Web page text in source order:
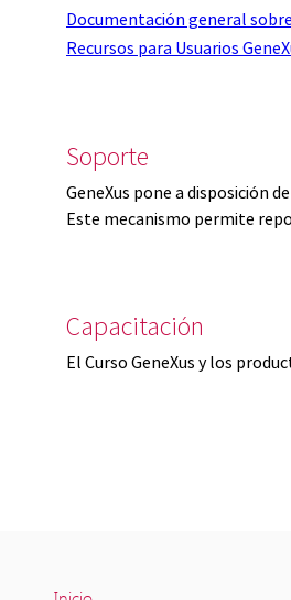
Documentación general
Recursos para Usuarios
Soporte
GeneXus pone a disposición
Este mecanismo permite
Capacitación
El Curso GeneXus y los